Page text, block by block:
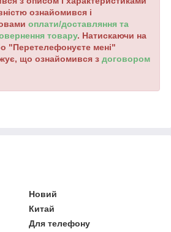
ознайомився і
оплати/доставляння та
товару. Натискаючи на
"Перетелефонуєте мені"
що ознайомився з договором
Новий
Китай
Для телефону